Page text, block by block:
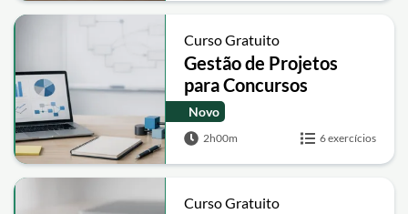
Curso Gratuito
Gestão de Projetos
para Concursos
PMBOK 6
Novo
2h00m 6 exercícios
Curso Gratuito